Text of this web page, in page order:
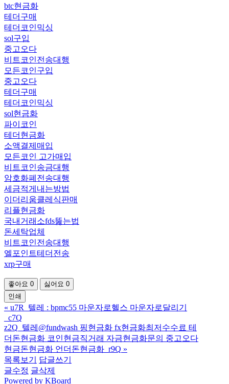
btc현금화
테더구매
테더코인믹싱
sol구입
중고오다
비트코인전송대행
모든코인구입
중고오다
테더구매
테더코인믹싱
sol현금화
파이코인
테더현금화
소액결제매입
모든코인 고가매입
비트코인송금대행
암호화폐전송대행
세금적게내는방법
이더리움클레식판매
리플현금화
국내거래소fds뚫는법
돈세탁업체
비트코인전송대행
엘포인트테더전송
xrp구매
좋아요 0 싫어요 0
인쇄
« u7R_텔레 : bpmc55 마운자로헬스 마운자로달리기
_c7Q
z2Q_텔레@fundwash 핑현금화 fx현금화최저수수료 테
더돈현금화 코인현금직거래 자금현금화문의 중고오다
현금돈현금화 언더돈현금화_r9Q »
목록보기
답글쓰기
글수정 글삭제
Powered by KBoard